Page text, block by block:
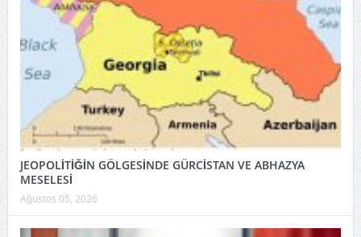
JEOPOLİTİĞİN GÖLGESİNDE GÜRCİSTAN VE ABHAZYA
MESELESİ
Ağustos 05, 2026